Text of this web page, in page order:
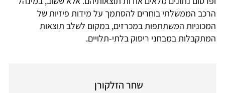
הרכב הממשלתי בוחרים להסתמך על מידות פיזיות של
המכוניות המשתתפות במכרזים, במקום לשלב תוצאות
המתקבלות במבחני ריסוק בלתי-תלויים.
שחר הזלקורן